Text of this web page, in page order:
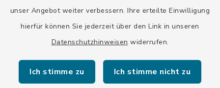
unser Angebot weiter verbessern. Ihre erteilte Einwilligung
hierfür können Sie jederzeit über den Link in unseren
Datenschutzhinweisen widerrufen.
Ich stimme zu Ich stimme nicht zu
BayernPortal
Kontakt